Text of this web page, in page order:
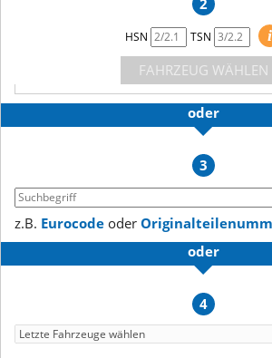
HSN TSN
i
FAHRZEUG WÄHLEN
oder
3
z.B. Eurocode oder
oder
4